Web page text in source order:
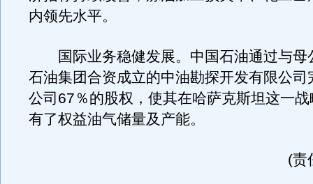
内领先水平。
国际业务稳健发展。中国石油通过与
石油集团合资成立的中油勘探开发有限公司
公司67％的股权，使其在哈萨克斯坦这一
有了权益油气储量及产能。
(责